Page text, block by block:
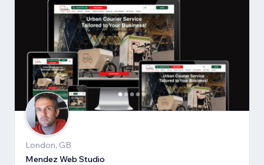
London, GB
Mendez Web Studio